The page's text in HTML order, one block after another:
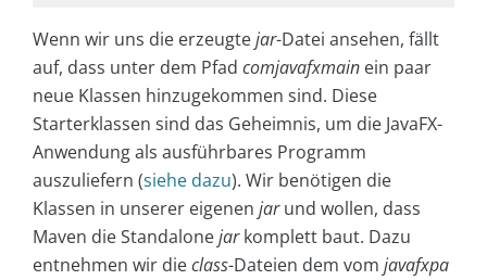
Wenn wir uns die erzeugtejar-Datei ansehen, fällt
auf, dass unter dem Pfad comjavafxmain ein paar
neue Klassen hinzugekommen sind. Diese
Starterklassen sind das Geheimnis, um die JavaFX-
Anwendung als ausführbares Programm
auszuliefern (siehe dazu). Wir benötigen die
Klassen in unserer eigenen jarund wollen, dass
Maven die Standalonejarkomplett baut. Dazu
entnehmen wir dieclass-Dateien dem vom javafxpa